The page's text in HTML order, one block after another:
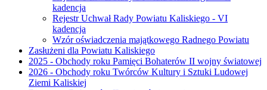
kadencja
Rejestr Uchwał Rady Powiatu Kaliskiego - VI
kadencja
Wzór oświadczenia majątkowego Radnego Powiatu
Zasłużeni dla Powiatu Kaliskiego
2025 - Obchody roku Pamięci Bohaterów II wojny światowej
2026 - Obchody roku Twórców Kultury i Sztuki Ludowej
Ziemi Kaliskiej